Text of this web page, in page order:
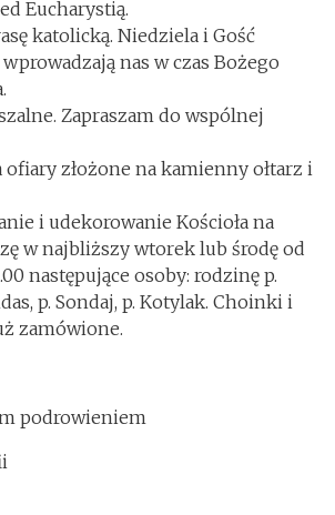
Eucharystią.
katolicką. Niedziela i Gość
nas w czas Bożego
Zapraszam do wspólnej
ofiary złożone na kamienny ołtarz i
i udekorowanie Kościoła na
w najbliższy wtorek lub środę od
następujące osoby: rodzinę p.
p. Sondaj, p. Kotylak. Choinki i
zamówione.
podrowieniem